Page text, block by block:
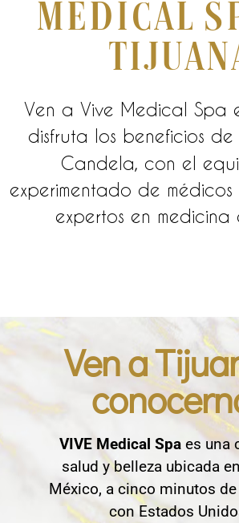
Medical
Ven a Vive Medical Spa
disfruta los beneficios de
Candela, con el
experimentado de
expertos en medicina
Ven a
VIVE Medical Spa es una
salud y belleza ubicada
México, a cinco minutos
con Estados